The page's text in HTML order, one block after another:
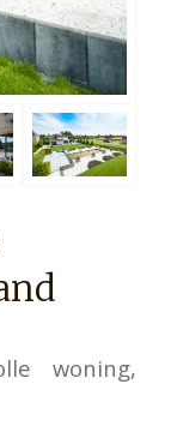
woning,